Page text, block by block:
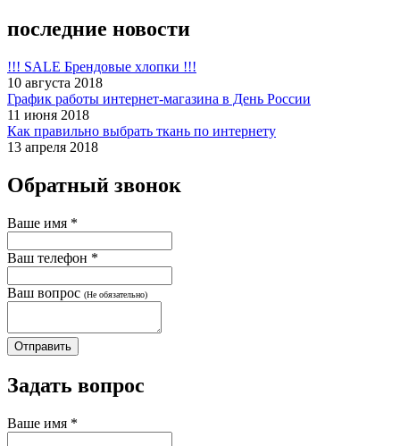
последние новости
!!! SALE Брендовые хлопки !!!
10 августа 2018
График работы интернет-магазина в День России
11 июня 2018
Как правильно выбрать ткань по интернету
13 апреля 2018
Обратный звонок
Ваше имя *
Ваш телефон *
Ваш вопрос (Не обязательно)
Задать вопрос
Ваше имя *